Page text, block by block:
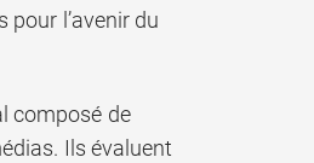
l’avenir du
composé de
Ils évaluent